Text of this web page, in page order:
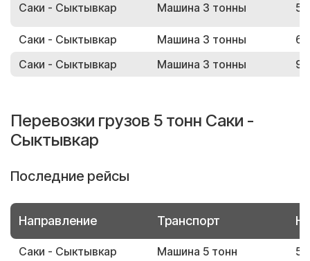
Саки - Сыктывкар Машина 3 тонны
Саки - Сыктывкар Машина 3 тонны
Саки - Сыктывкар
Машина 3 тонны
Перевозки грузов 5 тонн Саки -
Сыктывкар
Последние рейсы
Направление Транспорт
Саки - Сыктывкар Машина 5 тонн